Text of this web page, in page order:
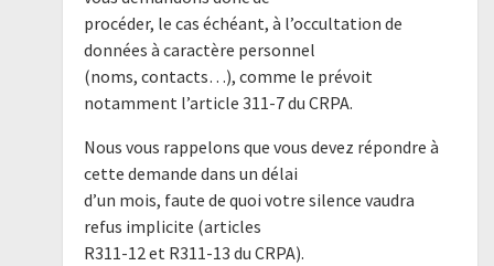
procéder, le cas échéant, à l’occultation de
données à caractère personnel
(noms, contacts…), comme le prévoit
notamment l’article 311-7 du CRPA.
Nous vous rappelons que vous devez répondre à
cette demande dans un délai
d’un mois, faute de quoi votre silence vaudra
refus implicite (articles
R311-12 et R311-13 du CRPA).